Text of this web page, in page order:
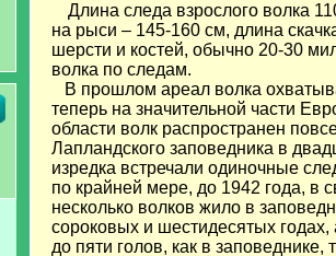
Длина следа взрослого волка
на рыси – 145-160 см, длина
шерсти и костей, обычно 20-30
волка по следам.
В прошлом ареал волка
теперь на значительной части
области волк распространен
Лапландского заповедника в
изредка встречали одиночные
по крайней мере, до 1942 года, в
несколько волков жило в
сороковых и шестидесятых годах,
до пяти голов, как в